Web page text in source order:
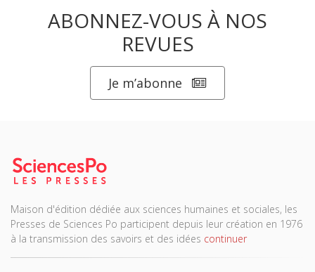
ABONNEZ-VOUS À NOS
REVUES
Je m’abonne
Maison d'édition dédiée aux sciences humaines et sociales, les
Presses de Sciences Po participent depuis leur création en 1976
à la transmission des savoirs et des idées continuer